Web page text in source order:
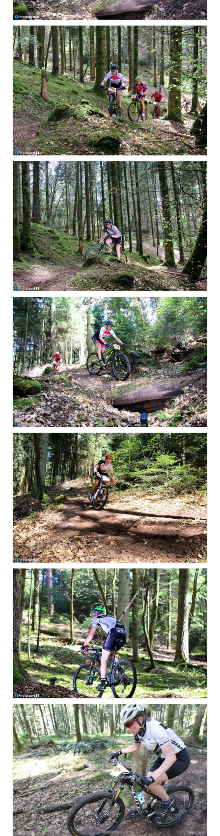
Sorties
Strava
Route, Piste, Cyclo-cross
Plan d’entraînement 2026
Nos organisations de la saison
VTT
Team Hase
Nos organisations de la saison
BMX